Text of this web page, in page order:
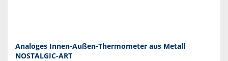
Analoges Innen-Außen-Thermometer aus Metall
NOSTALGIC-ART